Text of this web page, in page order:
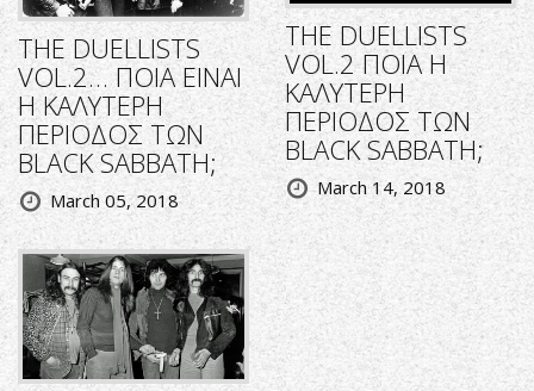
THE DUELLISTS
VOL.2… ΠΟΙΑ ΕΙΝΑΙ
Η ΚΑΛΥΤΕΡΗ
ΠΕΡΙΟΔΟΣ ΤΩΝ
BLACK SABBATH;
March 05, 2018
THE DUELLISTS
VOL.2 ΠΟΙΑ Η
ΚΑΛΥΤΕΡΗ
ΠΕΡΙΟΔΟΣ ΤΩΝ
BLACK SABBATH;
March 14, 2018